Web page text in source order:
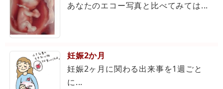
あなたのエコー写真と比べてみては...
妊娠2か月
妊娠2ヶ月に関わる出来事を1週ごと
に...